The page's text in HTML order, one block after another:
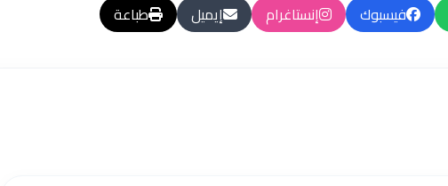
فيسبوك إنستاغرام إيميل طباعة